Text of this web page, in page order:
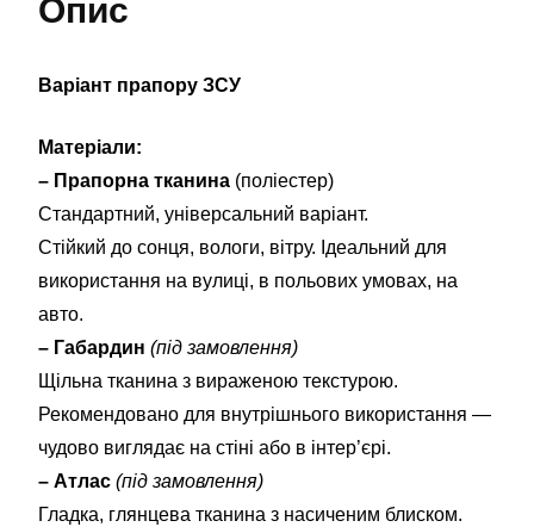
Опис
Варіант прапору ЗСУ
Матеріали:
– Прапорна тканина (поліестер)
Стандартний, універсальний варіант.
Стійкий до сонця, вологи, вітру. Ідеальний для
використання на вулиці, в польових умовах, на
авто.
– Габардин (під замовлення)
Щільна тканина з вираженою текстурою.
Рекомендовано для внутрішнього використання —
чудово виглядає на стіні або в інтер’єрі.
– Атлас (під замовлення)
Гладка, глянцева тканина з насиченим блиском.